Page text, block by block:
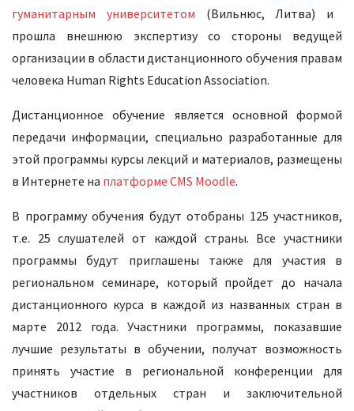
гуманитарным университетом (Вильнюс, Литва) и
прошла внешнюю экспертизу со стороны ведущей
организации в области дистанционного обучения правам
человека Human Rights Education Association.
Дистанционное обучение является основной формой
передачи информации, специально разработанные для
этой программы курсы лекций и материалов, размещены
в Интернете на платформе CMS Moodle.
В программу обучения будут отобраны 125 участников,
т.е. 25 слушателей от каждой страны. Все участники
программы будут приглашены также для участия в
региональном семинаре, который пройдет до начала
дистанционного курса в каждой из названных стран в
марте 2012 года. Участники программы, показавшие
лучшие результаты в обучении, получат возможность
принять участие в региональной конференции для
участников отдельных стран и заключительной